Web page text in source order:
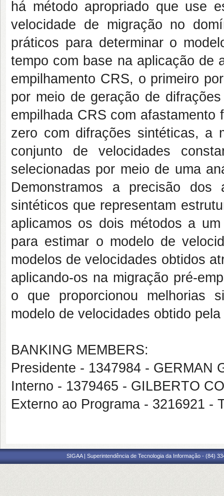
há método apropriado que use
velocidade de migração no
práticos para determinar o
tempo com base na aplicação de
empilhamento CRS, o primeiro
por meio de geração de
empilhada CRS com
zero com difrações sintéticas, a
conjunto de velocidades
selecionadas por meio de uma
Demonstramos a precisão dos
sintéticos que representam
aplicamos os dois métodos a
para estimar o modelo de
modelos de velocidades obtidos
aplicando-os na migração pré-
o que proporcionou melhorias
modelo de velocidades obtido
BANKING MEMBERS:
Presidente - 1347984 - GERMAN
Interno - 1379465 - GILBERTO
Externo ao Programa - 3216921 -
SIGAA | Superintendência de Tecnologia da Informação - (84)